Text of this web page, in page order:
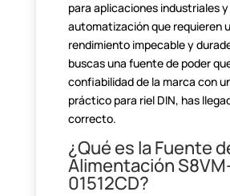
para aplicaciones industriales
automatización que requieren
rendimiento impecable y
buscasuna fuente de poder
confiabilidad de la marca con
práctico para riel DIN, has
correcto.
¿Qué es la Fuente
Alimentación
01512CD?